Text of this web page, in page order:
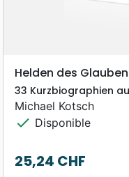
Helden des
33 Kurzbiographien
Michael Kotsch
check Disponible
Prix
25,24 CHF